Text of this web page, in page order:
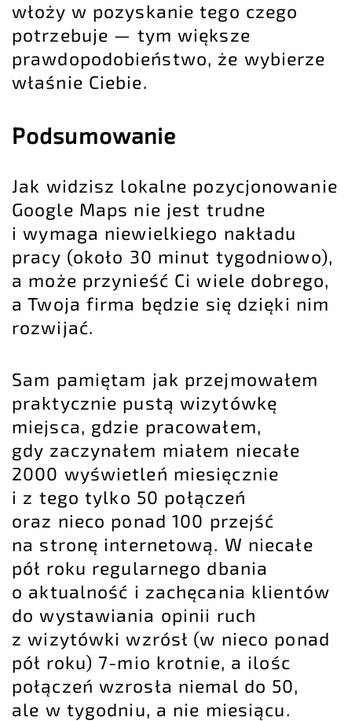
włoży w pozyskanie tego czego
potrzebuje — tym większe
prawdopodobieństwo, że wybierze
właśnie Ciebie.
Podsumowanie
Jak widzisz lokalne pozycjonowanie
Google Maps nie jest trudne
i wymaga niewielkiego nakładu
pracy (około 30 minut tygodniowo),
a może przynieść Ci wiele dobrego,
a Twoja firma będzie się dzięki nim
rozwijać.
Sam pamiętam jak przejmowałem
praktycznie pustą wizytówkę
miejsca, gdzie pracowałem,
gdy zaczynałem miałem niecałe
2000 wyświetleń miesięcznie
i z tego tylko 50 połączeń
oraz nieco ponad 100 przejść
na stronę internetową. W niecałe
pół roku regularnego dbania
o aktualność i zachęcania klientów
do wystawiania opinii ruch
z wizytówki wzrósł (w nieco ponad
pół roku) 7-mio krotnie, a ilośc
połączeń wzrosła niemal do 50,
ale w tygodniu, a nie miesiącu.